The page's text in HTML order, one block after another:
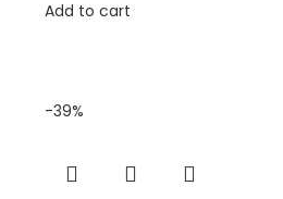
Add to cart
-39%